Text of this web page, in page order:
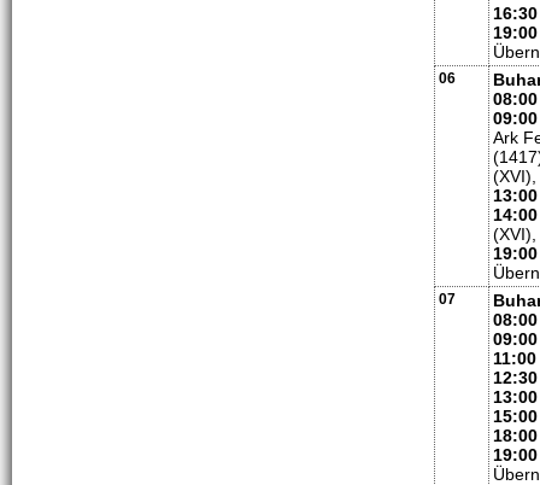
16:30
19:00
06
08:00
09:00
Ark
14:00
19:00
07
08:00
09:00
11:00
12:30
13:00
15:00
18:00
19:00